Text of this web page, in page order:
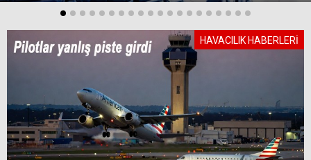
HAVACILIK HABERLERİ